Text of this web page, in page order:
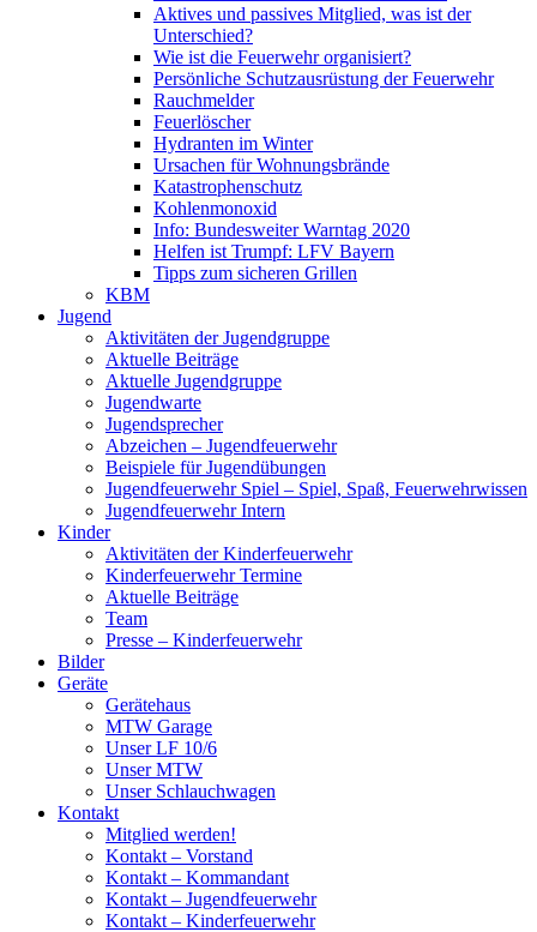
Aktives und passives Mitglied, was ist der
Unterschied?
Wie ist die Feuerwehr organisiert?
Persönliche Schutzausrüstung der Feuerwehr
Rauchmelder
Feuerlöscher
Hydranten im Winter
Ursachen für Wohnungsbrände
Katastrophenschutz
Kohlenmonoxid
Info: Bundesweiter Warntag 2020
Helfen ist Trumpf: LFV Bayern
Tipps zum sicheren Grillen
KBM
Jugend
Aktivitäten der Jugendgruppe
Aktuelle Beiträge
Aktuelle Jugendgruppe
Jugendwarte
Jugendsprecher
Abzeichen – Jugendfeuerwehr
Beispiele für Jugendübungen
Jugendfeuerwehr Spiel – Spiel, Spaß, Feuerwehrwissen
Jugendfeuerwehr Intern
Kinder
Aktivitäten der Kinderfeuerwehr
Kinderfeuerwehr Termine
Aktuelle Beiträge
Team
Presse – Kinderfeuerwehr
Bilder
Geräte
Gerätehaus
MTW Garage
Unser LF 10/6
Unser MTW
Unser Schlauchwagen
Kontakt
Mitglied werden!
Kontakt – Vorstand
Kontakt – Kommandant
Kontakt – Jugendfeuerwehr
Kontakt – Kinderfeuerwehr